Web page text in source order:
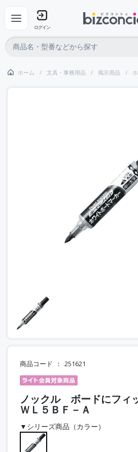
ログイン
ホーム 文具・事務用品 掲示用品
商品コード 251621
ノックル ボードにフ
ＷＬ５ＢＦ－Ａ
▼シリーズ商品（カラー）